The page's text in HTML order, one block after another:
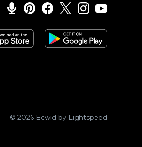
© 2026 Ecwid by Lightspeed